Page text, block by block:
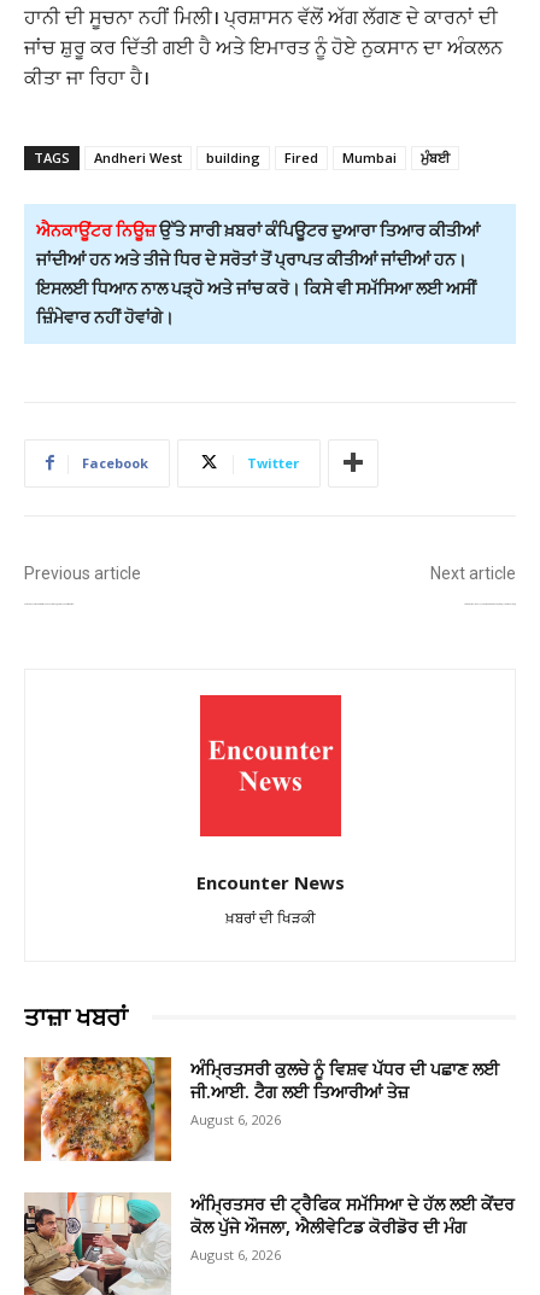
ਹਾਨੀ ਦੀ ਸੂਚਨਾ ਨਹੀਂ ਮਿਲੀ। ਪ੍ਰਸ਼ਾਸਨ ਵੱਲੋਂ ਅੱਗ ਲੱਗਣ ਦੇ ਕਾਰਨਾਂ ਦੀ
ਜਾਂਚ ਸ਼ੁਰੂ ਕਰ ਦਿੱਤੀ ਗਈ ਹੈ ਅਤੇ ਇਮਾਰਤ ਨੂੰ ਹੋਏ ਨੁਕਸਾਨ ਦਾ ਅੰਕਲਨ
ਕੀਤਾ ਜਾ ਰਿਹਾ ਹੈ।
TAGS Andheri West building Fired Mumbai ਮੁੰਬਈ
ਐਨਕਾਊਂਟਰ ਨਿਊਜ਼ਉੱਤੇ ਸਾਰੀ ਖ਼ਬਰਾਂ ਕੰਪਿਊਟਰ ਦੁਆਰਾ ਤਿਆਰ ਕੀਤੀਆਂ
ਜਾਂਦੀਆਂ ਹਨ ਅਤੇ ਤੀਜੇ ਧਿਰ ਦੇ ਸਰੋਤਾਂ ਤੋਂ ਪ੍ਰਾਪਤ ਕੀਤੀਆਂ ਜਾਂਦੀਆਂ ਹਨ।
ਇਸਲਈ ਧਿਆਨ ਨਾਲ ਪੜ੍ਹੋ ਅਤੇ ਜਾਂਚ ਕਰੋ। ਕਿਸੇ ਵੀ ਸਮੱਸਿਆ ਲਈ ਅਸੀਂ
ਜ਼ਿੰਮੇਵਾਰ ਨਹੀਂ ਹੋਵਾਂਗੇ।
Facebook Twitter
Previous article Next article
Encounter News
ਖ਼ਬਰਾਂ ਦੀ ਖਿੜਕੀ
ਤਾਜ਼ਾ ਖਬਰਾਂ
ਅੰਮ੍ਰਿਤਸਰੀ ਕੁਲਚੇ ਨੂੰ ਵਿਸ਼ਵ ਪੱਧਰ ਦੀ ਪਛਾਣ ਲਈ
ਜੀ.ਆਈ. ਟੈਗ ਲਈ ਤਿਆਰੀਆਂ ਤੇਜ਼
August 6, 2026
ਅੰਮ੍ਰਿਤਸਰ ਦੀ ਟ੍ਰੈਫਿਕ ਸਮੱਸਿਆ ਦੇ ਹੱਲ ਲਈ ਕੇਂਦਰ
ਕੋਲ ਪੁੱਜੇ ਔਜਲਾ, ਐਲੀਵੇਟਿਡ ਕੋਰੀਡੋਰ ਦੀ ਮੰਗ
August 6, 2026